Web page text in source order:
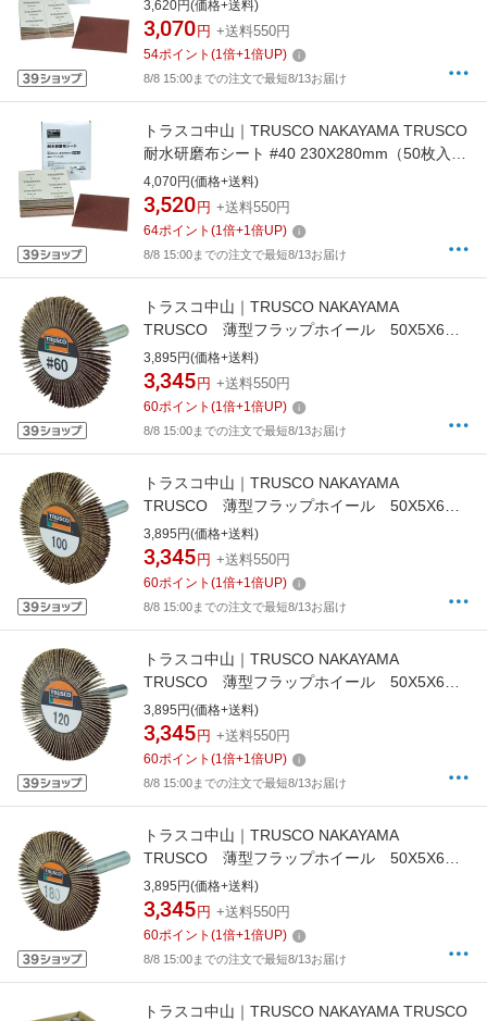
3,620円(価格+送料)
3,070 円 +送料550円
54ポイント (1倍+1倍UP)
8/8 15:00までの注文で最短8/13お届け
トラスコ中山｜TRUSCO NAKAYAMA TRUSCO
耐水研磨布シート #40 230X280mm（50枚入
り）
4,070円(価格+送料)
3,520 円 +送料550円
64ポイント (1倍+1倍UP)
8/8 15:00までの注文で最短8/13お届け
トラスコ中山｜TRUSCO NAKAYAMA
TRUSCO 薄型フラップホイール 50X5X6
＃60 5個入 UF5005-60《※画像はイメージ
です。実際の商品とは異なります》
3,895円(価格+送料)
3,345 円 +送料550円
60ポイント (1倍+1倍UP)
8/8 15:00までの注文で最短8/13お届け
トラスコ中山｜TRUSCO NAKAYAMA
TRUSCO 薄型フラップホイール 50X5X6
＃100 5個入 UF5005-100《※画像はイメー
ジです。実際の商品とは異なります》
3,895円(価格+送料)
3,345 円 +送料550円
60ポイント (1倍+1倍UP)
8/8 15:00までの注文で最短8/13お届け
トラスコ中山｜TRUSCO NAKAYAMA
TRUSCO 薄型フラップホイール 50X5X6
＃120 5個入 UF5005-120《※画像はイメー
ジです。実際の商品とは異なります》
3,895円(価格+送料)
3,345 円 +送料550円
60ポイント (1倍+1倍UP)
8/8 15:00までの注文で最短8/13お届け
トラスコ中山｜TRUSCO NAKAYAMA
TRUSCO 薄型フラップホイール 50X5X6
＃180 5個入 UF5005-180《※画像はイメー
ジです。実際の商品とは異なります》
3,895円(価格+送料)
3,345 円 +送料550円
60ポイント (1倍+1倍UP)
8/8 15:00までの注文で最短8/13お届け
トラスコ中山｜TRUSCO NAKAYAMA TRUSCO